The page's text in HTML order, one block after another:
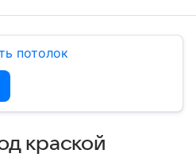
потолок
краской